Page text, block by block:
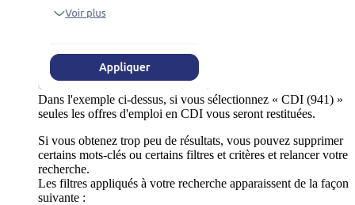
Dans l'exemple ci-dessus, si vous sélectionnez « CDI (941) »
seules les offres d'emploi en CDI vous seront restituées.
Si vous obtenez trop peu de résultats, vous pouvez supprimer
certains mots-clés ou certains filtres et critères et relancer votre
recherche.
Les filtres appliqués à votre recherche apparaissent de la façon
suivante :